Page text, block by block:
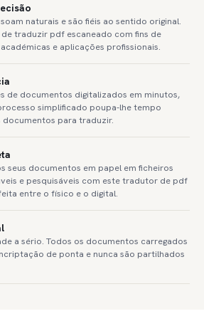
naturais e são fiéis ao sentido original.
traduzir pdf escaneado com fins de
e aplicações profissionais.
de documentos digitalizados em minutos,
simplificado poupa-lhe tempo
para traduzir.
seus documentos em papel em ficheiros
e pesquisáveis com este tradutor de pdf
entre o físico e o digital.
a sério. Todos os documentos carregados
de ponta e nunca são partilhados